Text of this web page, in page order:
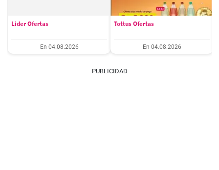
Lider Ofertas
En 04.08.2026
Tottus Ofertas
En 04.08.2026
PUBLICIDAD